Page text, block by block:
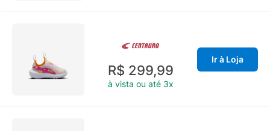
R$ 299,99
à vista ou até 3x
Ir à Loja